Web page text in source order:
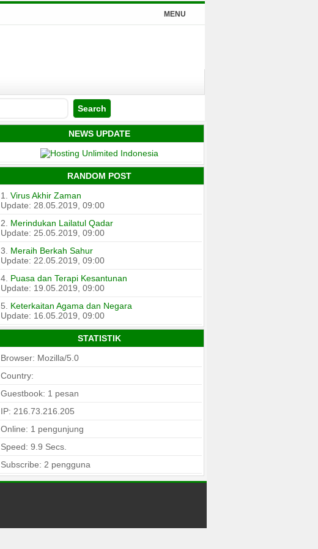
MENU
NEWS UPDATE
RANDOM POST
1. Virus Akhir Zaman
Update: 28.05.2019, 09:00
2. Merindukan Lailatul Qadar
Update: 25.05.2019, 09:00
3. Meraih Berkah Sahur
Update: 22.05.2019, 09:00
4. Puasa dan Terapi Kesantunan
Update: 19.05.2019, 09:00
5. Keterkaitan Agama dan Negara
Update: 16.05.2019, 09:00
STATISTIK
Browser: Mozilla/5.0
Country:
Guestbook: 1 pesan
IP: 216.73.216.205
Online: 1 pengunjung
Speed: 9.9 Secs.
Subscribe: 2 pengguna